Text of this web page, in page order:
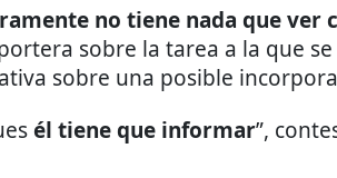
no tiene nada que ver
sobre la tarea a la que
sobre una posible
él tiene que informar”,